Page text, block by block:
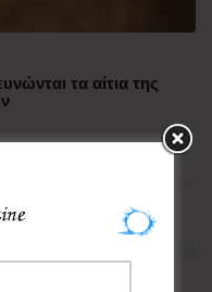
τα αίτια της